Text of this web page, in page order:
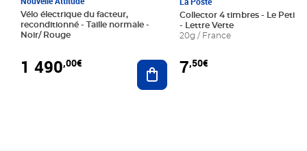
Vélo électrique du facteur,
reconditionné - Taille normale -
Noir/ Rouge
1 490,00€ Ajouter au panier
Collector 4 timbres - Le Petit
- Lettre Verte
20g / France
7,50€